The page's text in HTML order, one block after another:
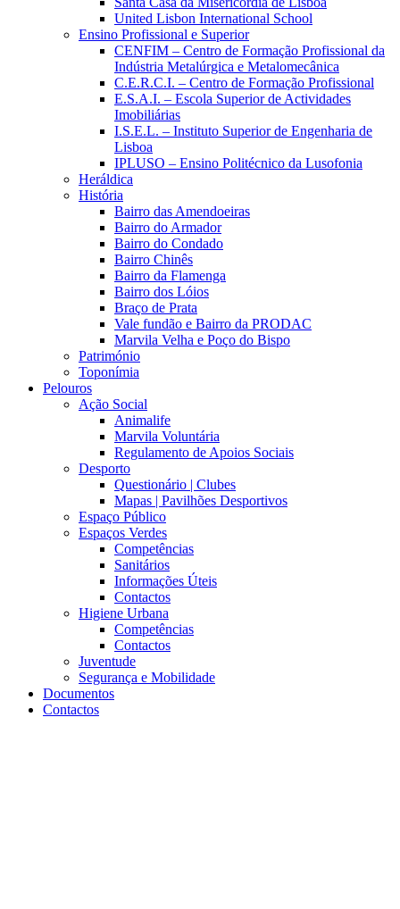
United Lisbon International School
Ensino Profissional e Superior
CENFIM – Centro de Formação Profissional da
Indústria Metalúrgica e Metalomecânica
C.E.R.C.I. – Centro de Formação Profissional
E.S.A.I. – Escola Superior de Actividades
Imobiliárias
I.S.E.L. – Instituto Superior de Engenharia de
Lisboa
IPLUSO – Ensino Politécnico da Lusofonia
Heráldica
História
Bairro das Amendoeiras
Bairro do Armador
Bairro do Condado
Bairro Chinês
Bairro da Flamenga
Bairro dos Lóios
Braço de Prata
Vale fundão e Bairro da PRODAC
Marvila Velha e Poço do Bispo
Património
Toponímia
Pelouros
Ação Social
Animalife
Marvila Voluntária
Regulamento de Apoios Sociais
Desporto
Questionário | Clubes
Mapas | Pavilhões Desportivos
Espaço Público
Espaços Verdes
Competências
Sanitários
Informações Úteis
Contactos
Higiene Urbana
Competências
Contactos
Juventude
Segurança e Mobilidade
Documentos
Contactos